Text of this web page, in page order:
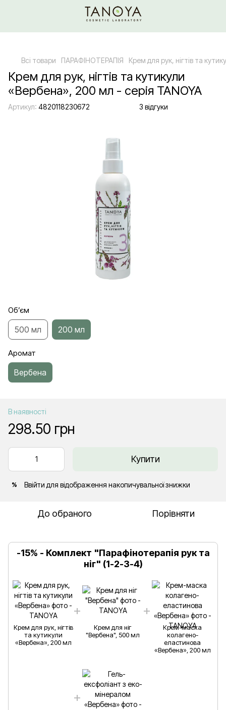
Всі товари ПАРАФІНОТЕРАПІЯ Крем для рук, нігтів та
Крем для рук, нігтів та кутикули
«Вербена», 200 мл - серія TANOYA
Артикул: 4820118230672 3 відгуки
Об’єм
500 мл 200 мл
Аромат
Вербена
В наявності
298.50 грн
Купити
% Ввійти для відображення накопичувальної знижки
До обраного Порівняти
-15% - Комплект "Парафінотерапія рук та
ніг" (1-2-3-4)
Крем для рук, нігтів
та кутикули
«Вербена», 200 мл
Крем для ніг
"Вербена", 500 мл
Крем-маска
колагено-
еластинова
«Вербена», 200 мл